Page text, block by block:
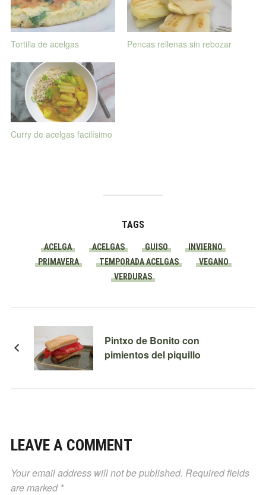
Tortilla de acelgas Pencas rellenas sin rebozar
Curry de acelgas facilísimo
TAGS
ACELGA ACELGAS GUISO
INVIERNO
PRIMAVERA
TEMPORADA ACELGAS
VEGANO
VERDURAS
Pintxo de Bonito con
pimientos del piquillo
LEAVE A COMMENT
Your email address will not be published. Required fields
are marked *